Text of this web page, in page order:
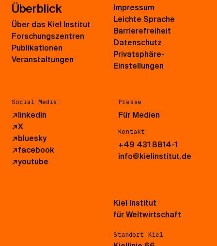
Überblick
Über das Kiel Institut
Forschungszentren
Publikationen
Veranstaltungen
Social Media
↗linkedin
↗X
↗bluesky
↗facebook
↗youtube
Presse
Für Medien
Kontakt
+49 431 8814-1
info@kielinstitut.de
Impressum
Leichte Sprache
Barrierefreiheit
Datenschutz
Privatsphäre-
Einstellungen
Kiel Institut
für Weltwirtschaft
Standort Kiel